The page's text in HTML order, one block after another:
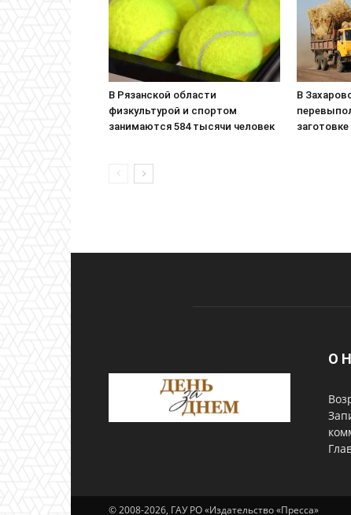
В Рязанской области
физкультурой и спортом
занимаются 584 тысячи человек
В
О
© 2008-2026, ГАУ РО «Издательство «Пресса»